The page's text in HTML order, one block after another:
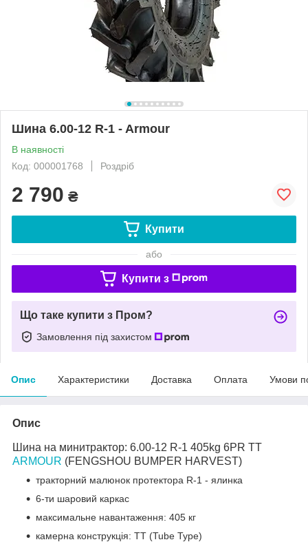
Шина 6.00-12 R-1 - Armour
В наявності
Код: 000001768
Роздріб
2 790 ₴
Купити
або
Купити з
Що таке купити з Пром?
Замовлення під захистом
Опис Характеристики Доставка Оплата Умови
Опис
Шина на минитрактор: 6.00-12 R-1 405kg 6PR TT
ARMOUR (FENGSHOU BUMPER HARVEST)
тракторний малюнок протектора R-1 - ялинка
6-ти шаровий каркас
максимальне навантаження: 405 кг
камерна конструкція: TT (Tube Type)